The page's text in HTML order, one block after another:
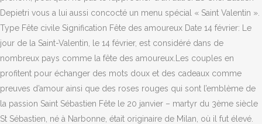
Depietri vous a lui aussi concocté un menu spécial « Saint Valentin ».
Type Fête civile Signification Fête des amoureux Date 14 février: Le
jour de la Saint-Valentin, le 14 février, est considéré dans de
nombreux pays comme la fête des amoureux.Les couples en
profitent pour échanger des mots doux et des cadeaux comme
preuves d’amour ainsi que des roses rouges qui sont l’emblème de
la passion Saint Sébastien Fête le 20 janvier – martyr du 3ème siècle
St Sébastien, né à Narbonne, était originaire de Milan, où il fut élevé.